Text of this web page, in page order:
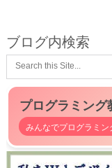
ブログ内検索
プログラミング
みんなでプログラミン